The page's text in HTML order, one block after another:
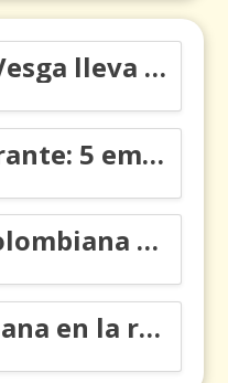
Carlos Manuel Vesga lleva el nombre de Colombia a los Emmy
Resiliencia migrante: 5 emociones y cómo gestionarlas
Tatiana Toro: colombiana que cambió la historia de las matemáticas
Ciencia colombiana en la revolución de los órganos en chips